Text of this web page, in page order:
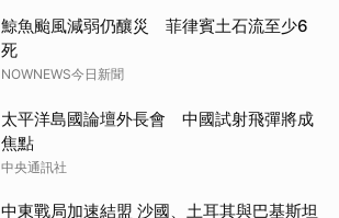
鯨魚颱風減弱仍釀災 菲律賓土石流至少6
死
NOWNEWS今日新聞
太平洋島國論壇外長會 中國試射飛彈將成
焦點
中央通訊社
中東戰局加速結盟 沙國、土耳其與巴基斯坦